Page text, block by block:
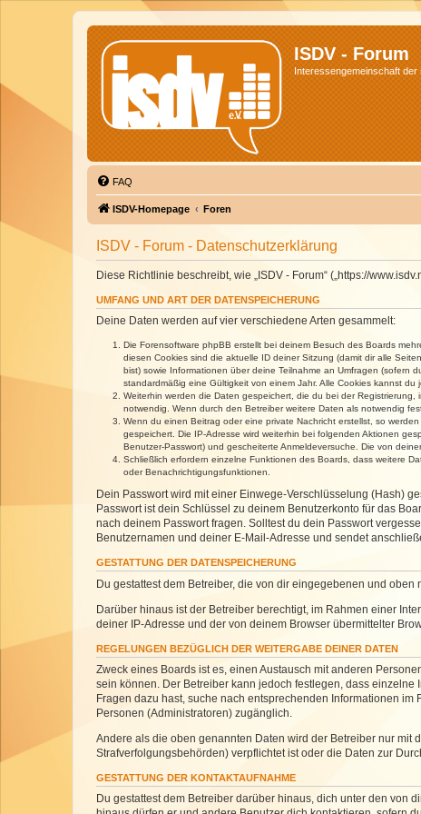
ISDV - Forum
Interessengemeinschaft der
FAQ
ISDV-Homepage Foren
ISDV - Forum - Datenschutzerklärung
Diese Richtlinie beschreibt, wie „ISDV - Forum“ („https://
UMFANG UND ART DER DATENSPEICHERUNG
Deine Daten werden auf vier verschiedene Arten gesammelt:
Die Forensoftware phpBB erstellt bei deinem Besuch des Boards
diesen Cookies sind die aktuelle ID deiner Sitzung (damit dir alle
bist) sowie Informationen über deine Teilnahme an Umfragen (sofern
standardmäßig eine Gültigkeit von einem Jahr. Alle Cookies kannst du
Weiterhin werden die Daten gespeichert, die du bei der
notwendig. Wenn durch den Betreiber weitere Daten als notwendig
Wenn du einen Beitrag oder eine private Nachricht erstellst, so
gespeichert. Die IP-Adresse wird weiterhin bei folgenden Aktionen
Benutzer-Passwort) und gescheiterte Anmeldeversuche. Die von
Schließlich erfordern einzelne Funktionen des Boards, dass weitere
oder Benachrichtigungsfunktionen.
Dein Passwort wird mit einer Einwege-Verschlüsselung (Hash)
Passwort ist dein Schlüssel zu deinem Benutzerkonto für das
nach deinem Passwort fragen. Solltest du dein Passwort
Benutzernamen und deiner E-Mail-Adresse und sendet
GESTATTUNG DER DATENSPEICHERUNG
Du gestattest dem Betreiber, die von dir eingegebenen und
Darüber hinaus ist der Betreiber berechtigt, im Rahmen einer
deiner IP-Adresse und der von deinem Browser übermittelter
REGELUNGEN BEZÜGLICH DER WEITERGABE DEINER DATEN
Zweck eines Boards ist es, einen Austausch mit anderen
sein können. Der Betreiber kann jedoch festlegen, dass
Fragen dazu hast, suche nach entsprechenden Informationen
Personen (Administratoren) zugänglich.
Andere als die oben genannten Daten wird der Betreiber nur mit
Strafverfolgungsbehörden) verpflichtet ist oder die Daten zur
GESTATTUNG DER KONTAKTAUFNAHME
Du gestattest dem Betreiber darüber hinaus, dich unter den von